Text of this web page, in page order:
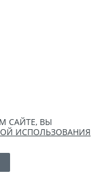
САЙТЕ, ВЫ
ИСПОЛЬЗОВАНИЯ